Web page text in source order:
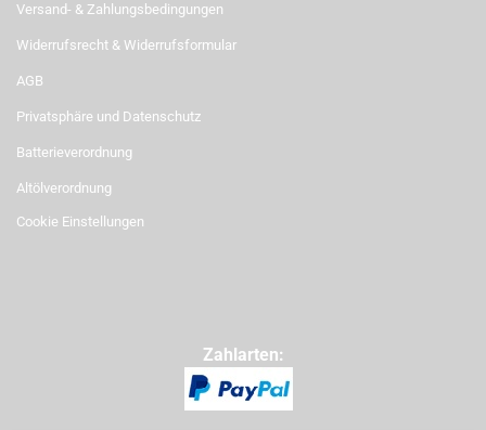
Versand- & Zahlungsbedingungen
Widerrufsrecht & Widerrufsformular
AGB
Privatsphäre und Datenschutz
Batterieverordnung
Altölverordnung
Cookie Einstellungen
Zahlarten: